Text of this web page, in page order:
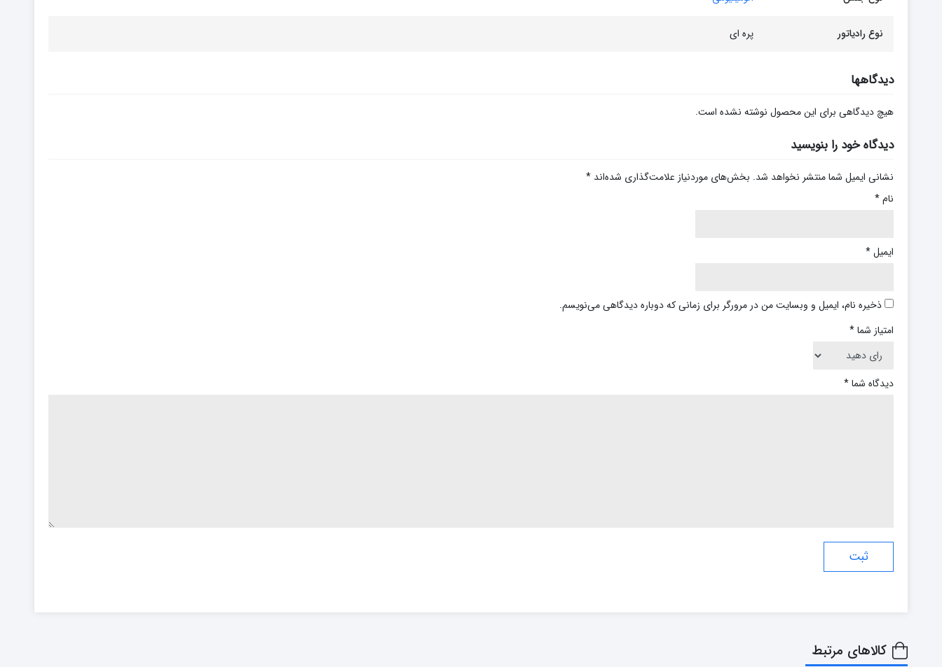
نوع رادیاتور پره ای
دیدگاهها
هیچ دیدگاهی برای این محصول نوشته نشده است.
دیدگاه خود را بنویسید
نشانی ایمیل شما منتشر نخواهد شد. بخش‌های موردنیاز علامت‌گذاری شده‌اند *
نام*
ایمیل*
ذخیره نام، ایمیل و وبسایت من در مرورگر برای زمانی که دوباره دیدگاهی می‌نویسم.
امتیاز شما*
دیدگاه شما*
کالاهای مرتبط